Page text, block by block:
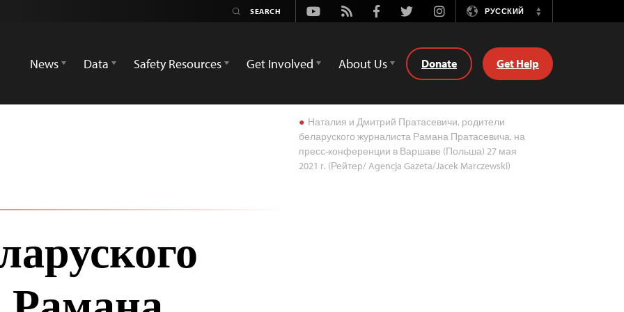
Youtube
Rss FacebookTwitterInstagramРУССКИЙ
Switch
News
Data Safety Resources Get Involved About Us Donate Get Help
Наталия и Дмитрий Пратасевичи, родители
беларуского журналиста Рамана Пратасевича, на
пресс-конференции в Варшаве (Польша) 27 мая
2021 г. (Рейтер/ Agencja Gazeta/Jacek Marczewski)